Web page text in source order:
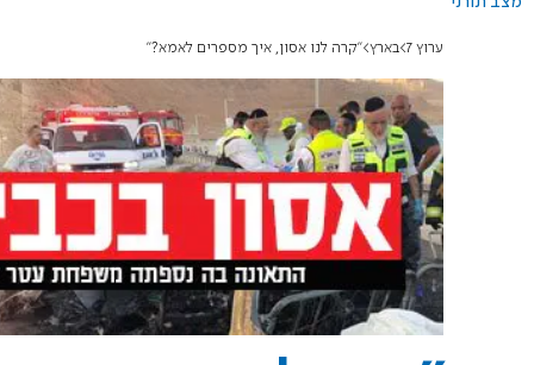
ערוץ 7 בארץ ''קרה לנו אסון, איך מספרים לאמא?''